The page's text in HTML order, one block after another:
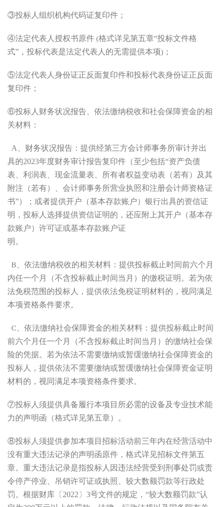
③投标人组织机构代码证复印件；
④法定代表人授权书原件 (格式详见第五章“投标文件格
式”，投标代表是法定代表人的无需提供本项) ；
⑤法定代表人身份证正反面复印件和投标代表身份证正反面
复印件；
⑥投标人财务状况报告、依法缴纳税收和社会保障资金的相
关材料：
A
、财务状况报告：提供经第三方会计师事务所审计并出
具的2023年度财务审计报告复印件（至少包括“资产负债
表、利润表、现金流量表、所有者权益变动表（若有）及其
附注（若有）、会计师事务所营业执照和注册会计师资格证
书”）；或者提供开户（基本存款账户）银行出具的资信证
明，投标人选择提供资信证明的，还应附上其开户（基本存
款账户）许可证或基本存款账户证
明。
B 、依法缴纳税收的相关材料：提供投标截止时间前六个月
内任一个月（不含投标截止时间当月）的缴税证明。若为依
法免税范围的投标人，提供依法免税证明材料的，视同满足
本项资格条件要求。
C 、依法缴纳社会保障资金的相关材料：提供投标截止时间
前六个月任一个月（不含投标截止时间当月）的缴纳社会保
险的凭据。若为依法不需要缴纳或暂缓缴纳社会保障资金的
投标人，提供依法不需要缴纳或暂缓缴纳社会保障资金证明
材料的，视同满足本项资格条件要求。
⑦投标人须提供具备履行本项目所必需的设备及专业技术能
力的声明函（格式详见第五章）
。
⑧投标人须提供参加本项目招标活动前三年内在经营活动中
没有重大违法记录的声明函原件，格式详见招标文件第五
章。 重大违法记录是指投标人因违法经营受到刑事处罚或责
令停产停业、吊销许可证或执照、较大数额罚款等行政处
罚。根据财库〔 2022 〕 3号文件的规定， “较大数额罚款”认